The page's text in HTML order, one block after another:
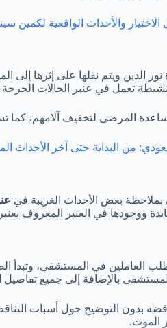
والأحداث الواقعية لكمين
نور الدين ويتم نقلها على
تعمل في عنبر الحالات
المرضى لتخفيف آلامهم، كما
من البداية حتى آخر الأحداث
بعض الأحداث الغريبة في
ووجودها في العنبر المعروف
العاملين في المستشفى، وتبدأ
بالإضافة إلى جميع تفاصيل
بدون التوضيح حول أسباب
الموت.